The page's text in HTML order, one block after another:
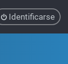
Identificarse